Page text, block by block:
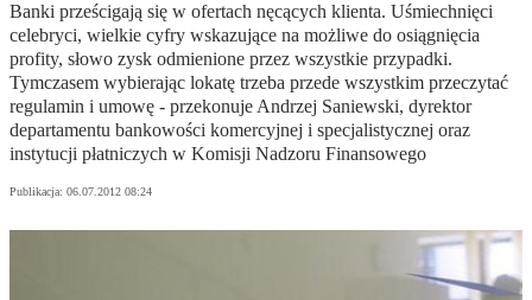
Banki prześcigają się w ofertach nęcących klienta. Uśmiechnięci
celebryci, wielkie cyfry wskazujące na możliwe do osiągnięcia
profity, słowo zysk odmienione przez wszystkie przypadki.
Tymczasem wybierając lokatę trzeba przede wszystkim przeczytać
regulamin i umowę - przekonuje Andrzej Saniewski, dyrektor
departamentu bankowości komercyjnej i specjalistycznej oraz
instytucji płatniczych w Komisji Nadzoru Finansowego
Publikacja: 06.07.2012 08:24